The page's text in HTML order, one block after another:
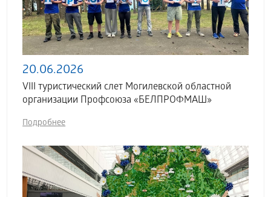
20.06.2026
VIII туристический слет Могилевской областной
организации Профсоюза «БЕЛПРОФМАШ»
Подробнее